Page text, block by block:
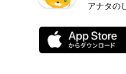
アナタの